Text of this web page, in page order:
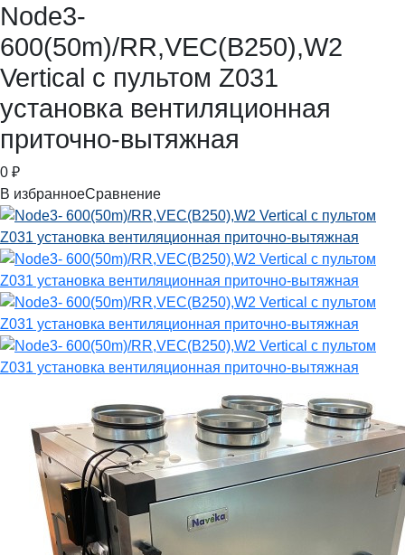
Node3-
600(50m)/RR,VEC(B250),W2
Vertical с пультом Z031
установка вентиляционная
приточно-вытяжная
0 ₽
В избранноеСравнение